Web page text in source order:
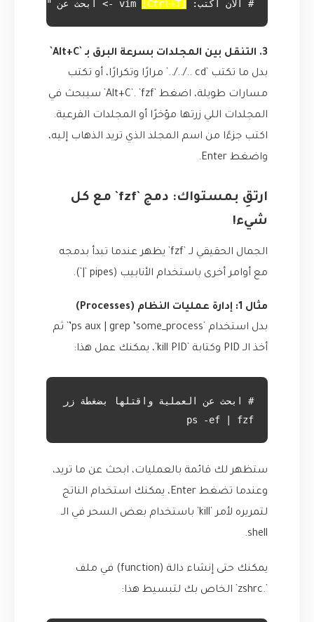
# الآن أكتب: vim [Ctrl+T] -> أبحث عن "longfile" -> أضغط Enter
3. التنقل بين المجلدات بسرعة البرق بـ `Alt+C`
بدل ما تكتب `cd ../../..` مرارًا وتكرارًا، أو تكتب
مسارات طويلة، اضغط `Alt+C`. `fzf` سيبحث في
المجلدات اللي زرتها مؤخرًا أو المجلدات الفرعية.
اكتب جزءًا من اسم المجلد الذي تريد الذهاب إليه،
واضغط Enter.
ارتقِ بمستواك: دمج `fzf` مع كل
شيء!
الجمال الحقيقي لـ `fzf` يظهر عندما تبدأ بدمجه
مع أوامر أخرى باستخدام الأنابيب (pipes `|`).
مثال 1: إدارة عمليات النظام (Processes)
بدل استخدام `ps aux | grep ‘some_process’` ثم
أخذ الـ PID وكتابة `kill PID`، يمكنك عمل هذا:
ps -ef | fzf
ستظهر لك قائمة بالعمليات، ابحث عن ما تريد،
وعندما تضغط Enter، يمكنك استخدام الناتج
لتمريره لأمر `kill` باستخدام بعض السحر في الـ
shell.
يمكنك حتى إنشاء دالة (function) في ملف
`.zshrc` الخاص بك لتبسيط هذا: